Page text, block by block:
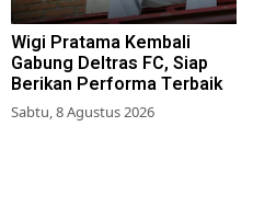
Wigi Pratama Kembali
Gabung Deltras FC, Siap
Berikan Performa Terbaik
Sabtu, 8 Agustus 2026